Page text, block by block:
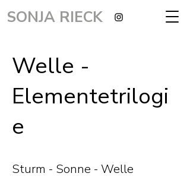
SONJA RIECK
Welle -
Elementetrilogi
e
Sturm - Sonne - Welle